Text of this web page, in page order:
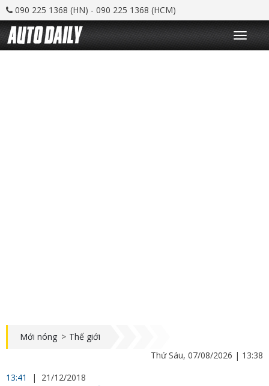
090 225 1368 (HN) - 090 225 1368 (HCM)
T
o
g
Mới nóng > Thế giới
Thứ Sáu, 07/08/2026 | 13:38
13:41
| 21/12/2018